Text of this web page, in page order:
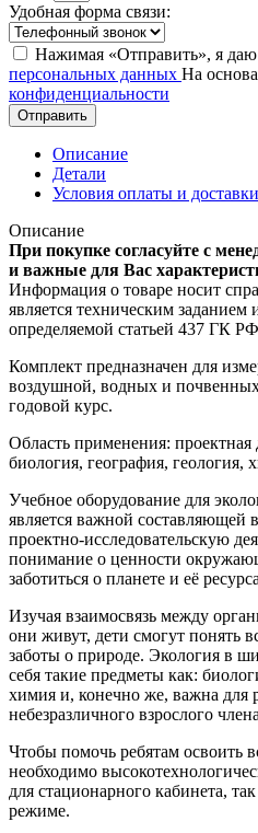
Удобная форма связи:
Нажимая «Отправить», я даю
персональных данных На
конфиденциальности
Отправить
Описание
Детали
Условия оплаты и доставки
Описание
При покупке согласуйте с
и важные для Вас
Информация о товаре носит
является техническим
определяемой статьей 437 ГК
Комплект предназначен для
воздушной, водных и
годовой курс.
Область применения: проектная
биология, география, геология,
Учебное оборудование для
является важной составляющей
проектно-исследовательскую
понимание о ценности
заботиться о планете и её
Изучая взаимосвязь между
они живут, дети смогут понять
заботы о природе. Экология в
себя такие предметы как:
химия и, конечно же, важна для
небезразличного взрослого
Чтобы помочь ребятам освоить
необходимо
для стационарного кабинета,
режиме.